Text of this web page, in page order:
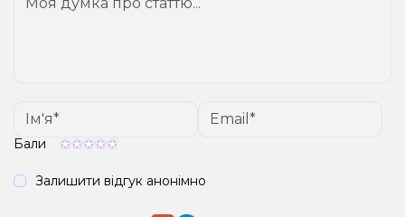
Бали
Залишити відгук анонімно